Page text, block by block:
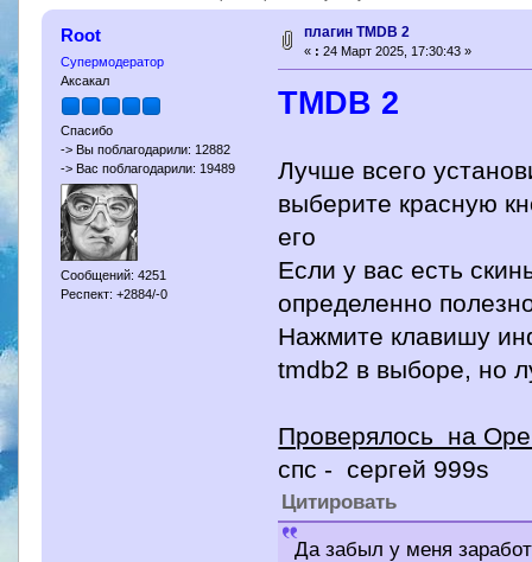
Root
Супермодератор
Аксакал
Спасибо
-> Вы поблагодарили: 12882
-> Вас поблагодарили: 19489
Сообщений: 4251
Респект: +2884/-0
плагин TMDB 2
« : 24 Март 2025, 17:30:43 »
TMDB 2
Лучше всего
выберите красную
его
Если у вас есть
определенно
Нажмите клавишу
tmdb2 в выборе, но
Проверялось на
спс - сергей 999s
Цитировать
Да забыл у меня